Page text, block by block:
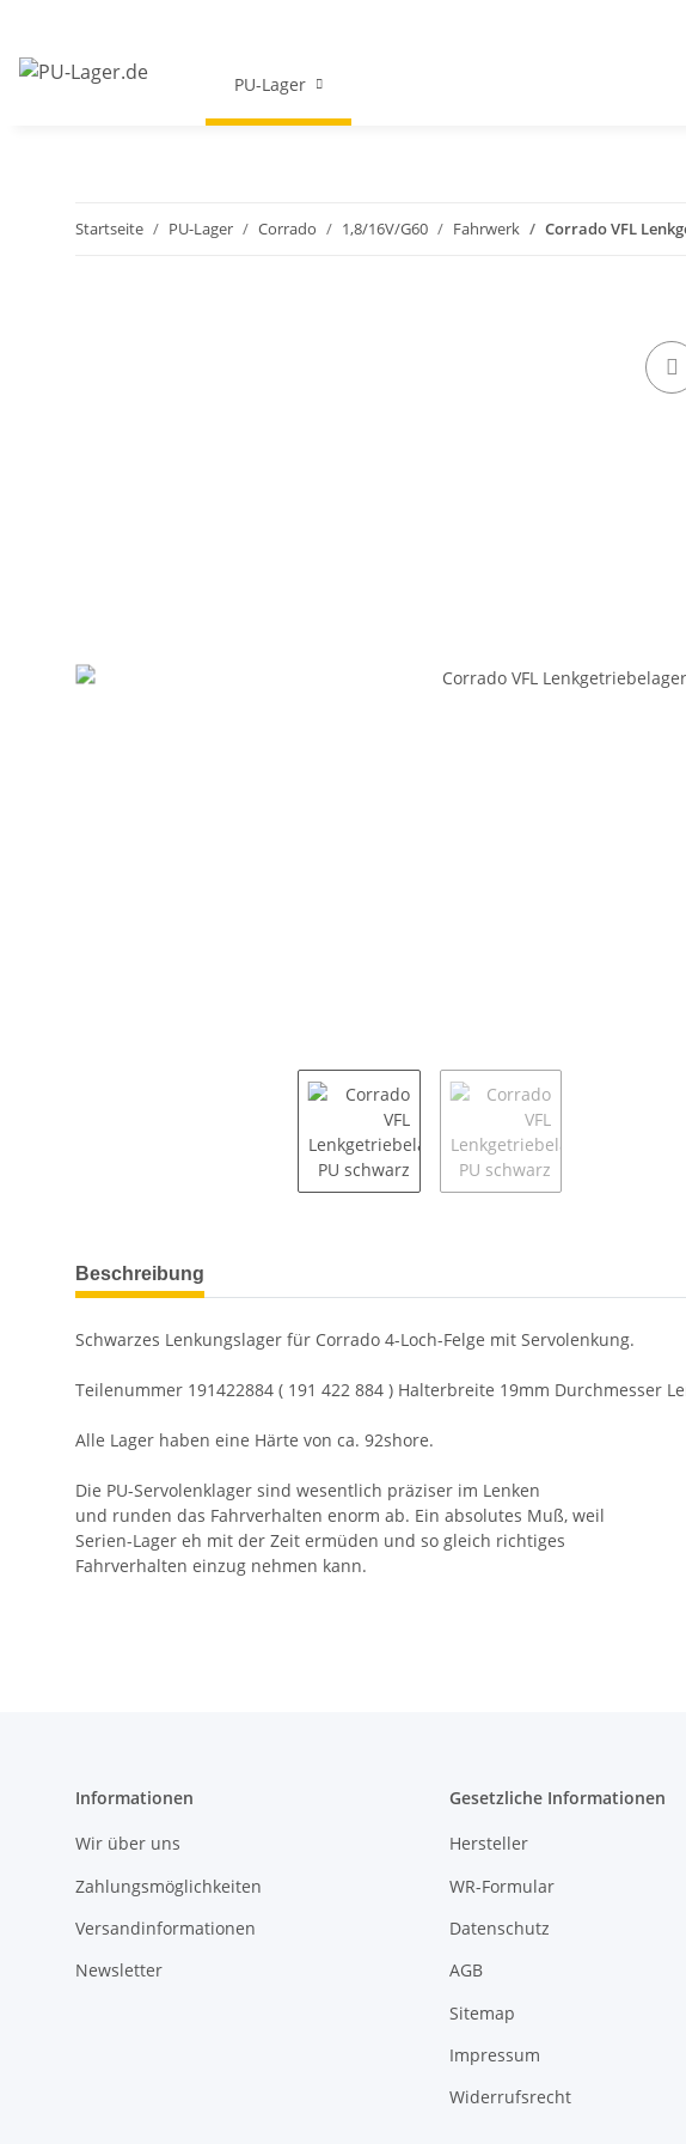
PU-Lager
Startseite PU-Lager Corrado 1,8/16V/G60 Fahrwerk Corrado VFL
Beschreibung
Schwarzes Lenkungslager für Corrado 4-Loch-Felge mit Servolenkung.
Teilenummer 191422884 ( 191 422 884 ) Halterbreite 19mm Durchmesser
Alle Lager haben eine Härte von ca. 92shore.
Die PU-Servolenklager sind wesentlich präziser im Lenken
und runden das Fahrverhalten enorm ab. Ein absolutes Muß, weil
Serien-Lager eh mit der Zeit ermüden und so gleich richtiges
Fahrverhalten einzug nehmen kann.
Informationen
Wir über uns
Zahlungsmöglichkeiten
Versandinformationen
Newsletter
Gesetzliche Informationen
Hersteller
WR-Formular
Datenschutz
AGB
Sitemap
Impressum
Widerrufsrecht